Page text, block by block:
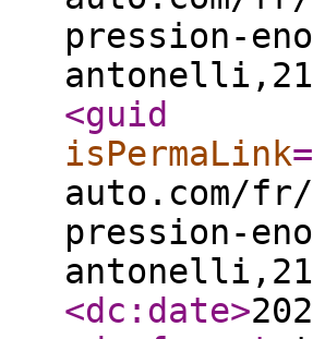
pression-
<guid
isPermaLink
auto.com/
pression-
<dc:date>